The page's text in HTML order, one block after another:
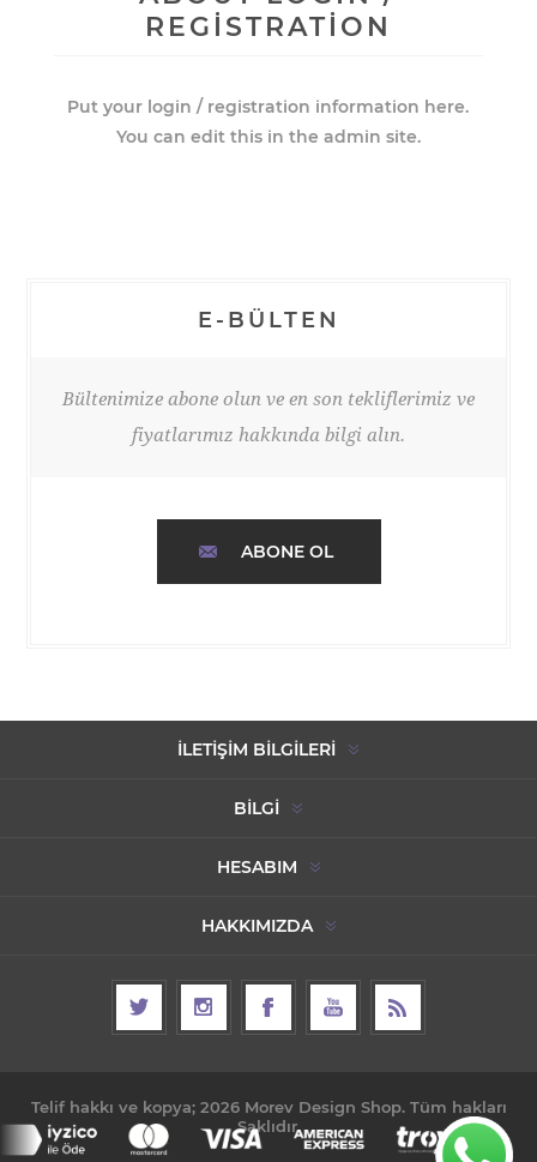
REGISTRATION
Put your login / registration information here.
You can edit this in the admin site.
E-BÜLTEN
Bültenimize abone olun ve en son tekliflerimiz ve
fiyatlarımız hakkında bilgi alın.
ABONE OL
İLETIŞIM BILGILERI
BILGI
HESABIM
HAKKIMIZDA
Telif hakkı ve kopya; 2026 Morev Design Shop. Tüm hakları
Saklıdır.